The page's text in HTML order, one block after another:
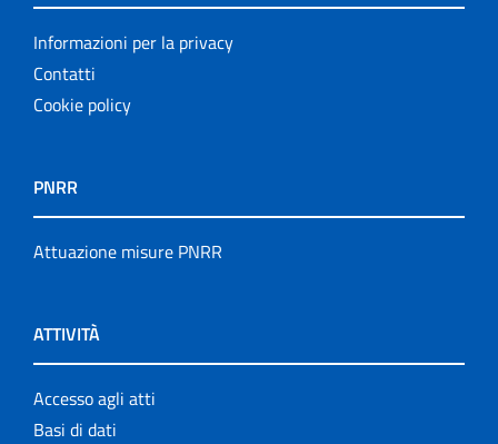
Informazioni per la privacy
Contatti
Cookie policy
PNRR
Attuazione misure PNRR
ATTIVITÀ
Accesso agli atti
Basi di dati